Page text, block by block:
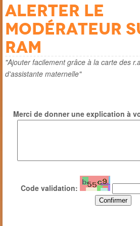
Alerter le
modérateur
ram
"Ajouter facilement grâce à la carte des
d'assistante maternelle"
Merci de donner une explication à
Code validation: